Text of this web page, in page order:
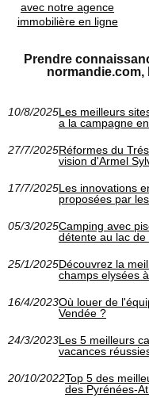
avec notre agence
immobilière en ligne
Prendre
10/8/2025Les meilleurs
a la campagne
27/7/2025Réformes du
vision d'Armel
17/7/2025Les innovations
proposées par
05/3/2025Camping avec
détente au lac
25/1/2025Découvrez la
champs elysées
16/4/2023Où louer de
Vendée ?
24/3/2023Les 5 meilleurs
vacances
20/10/2022Top 5 des
des Pyrénées-